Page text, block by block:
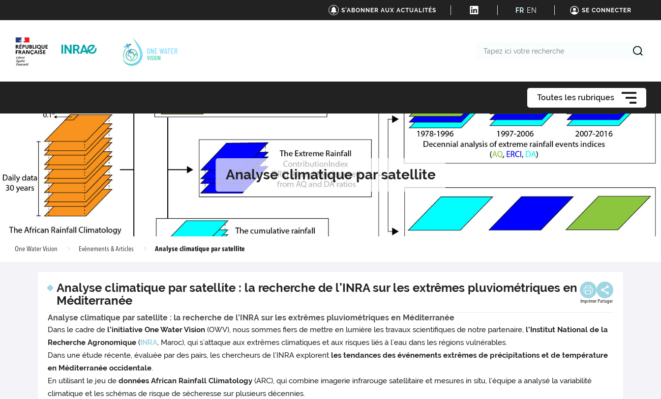
S'ABONNER AUX ACTUALITÉS FR EN SE CONNECTER
Toutes les rubriques
Analyse climatique par satellite
One Water Vision Evènements & Articles Analyse climatique par satellite
Analyse climatique par satellite : la recherche de l’INRA sur les extrêmes pluviométriques en
Méditerranée
Imprimer Partager
Analyse climatique par satellite : la recherche de l’INRA sur les extrêmes pluviométriques en Méditerranée
Dans le cadre de l’initiative One Water Vision (OWV), nous sommes fiers de mettre en lumière les travaux scientifiques de notre partenaire, l’Institut National de la
Recherche Agronomique (INRA, Maroc), qui s’attaque aux extrêmes climatiques et aux risques liés à l’eau dans les régions vulnérables.
Dans une étude récente, évaluée par des pairs, les chercheurs de l’INRA explorent les tendances des événements extrêmes de précipitations et de température
en Méditerranée occidentale.
En utilisant le jeu dedonnées African Rainfall Climatology (ARC), qui combine imagerie infrarouge satellitaire et mesures in situ, l’équipe a analysé la variabilité
climatique et les schémas de risque de sécheresse sur plusieurs décennies.